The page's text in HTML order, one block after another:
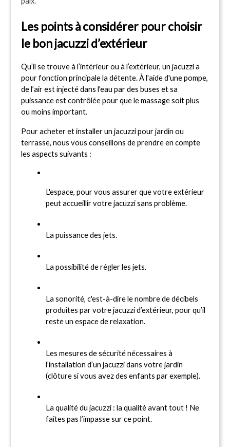
Les points à considérer pour choisir
le bon jacuzzi d’extérieur
Qu’il se trouve à l’intérieur ou à l’extérieur, un jacuzzi a
pour fonction principale la détente.À l'aide d'une pompe,
de l’air est injecté dans l'eau par des buses et sa
puissance est contrôlée pour que le massage soit plus
ou moins important.
Pour acheter et installer un jacuzzi pour jardin ou
terrasse, nous vous conseillons de prendre en compte
les aspects suivants :
L'espace, pour vous assurer que votre extérieur
peut accueillir votre jacuzzi sans problème.
La puissance des jets.
La possibilité de régler les jets.
La sonorité, c'est-à-dire le nombre de décibels
produites par votre jacuzzi d’extérieur, pour qu’il
reste un espace de relaxation.
Les mesures de sécurité nécessaires à
l’installation d’un jacuzzi dans votre jardin
(clôture si vous avez des enfants par exemple).
La qualité du jacuzzi : la qualité avant tout ! Ne
faites pas l’impasse sur ce point.